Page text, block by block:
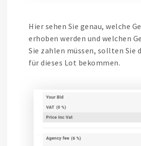
Hier sehen Sie genau, welche
erhoben werden und welchen
Sie zahlen müssen, sollten Sie
für dieses Lot bekommen.